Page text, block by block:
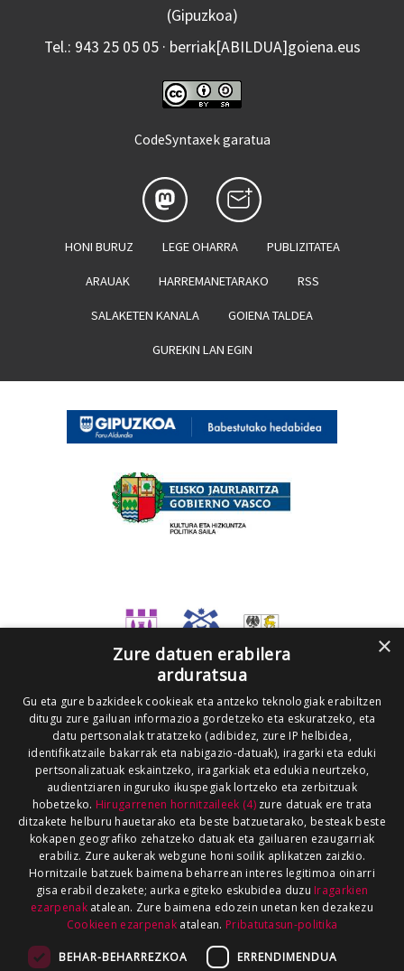
(Gipuzkoa)
Tel.: 943 25 05 05 · berriak[ABILDUA]goiena.eus
CodeSyntaxek garatua
HONI BURUZ LEGE OHARRA PUBLIZITATEA
ARAUAK HARREMANETARAKO RSS
SALAKETEN KANALA GOIENA TALDEA
GUREKIN LAN EGIN
×
Zure datuen erabilera
arduratsua
Gu eta gure bazkideek cookieak eta antzeko teknologiak erabiltzen
ditugu zure gailuan informazioa gordetzeko eta eskuratzeko, eta
datu pertsonalak tratatzeko (adibidez, zure IP helbidea,
identifikatzaile bakarrak eta nabigazio-datuak), iragarki eta eduki
pertsonalizatuak eskaintzeko, iragarkiak eta edukia neurtzeko,
audientziaren inguruko ikuspegiak lortzeko eta zerbitzuak
hobetzeko. Hirugarrenen hornitzaileek (4)zure datuak ere trata
ditzakete helburu hauetarako eta beste batzuetarako, besteak beste
kokapen geografiko zehatzeko datuak eta gailuaren ezaugarriak
erabiliz. Zure aukerak webgune honi soilik aplikatzen zaizkio.
Hornitzaile batzuek baimena beharrean interes legitimoa oinarri
gisa erabil dezakete; aurka egiteko eskubidea duzu Iragarkien
ezarpenakatalean. Zure baimena edozein unetan ken dezakezu
Cookieen ezarpenak atalean. Pribatutasun-politika
BEHAR-BEHARREZKOA ERRENDIMENDUA